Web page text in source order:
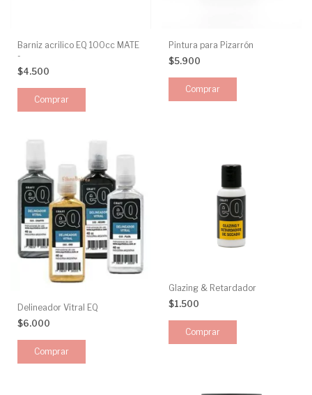
Barniz acrilico EQ 100cc MATE
-
$4.500
Pintura para Pizarrón
$5.900
Comprar
Delineador Vitral EQ
$6.000
Comprar
Glazing & Retardador
$1.500